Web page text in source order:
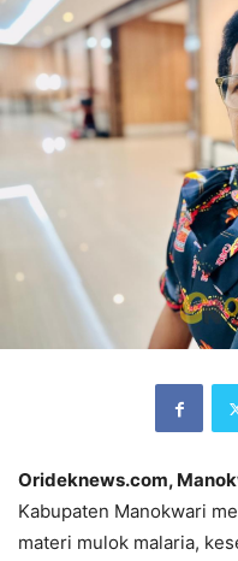
Orideknews.com,
Kabupaten Manokwari
materi mulok malaria,